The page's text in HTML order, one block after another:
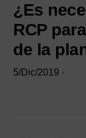
¿Es
RCP
de la
5/Dic/2019 ·